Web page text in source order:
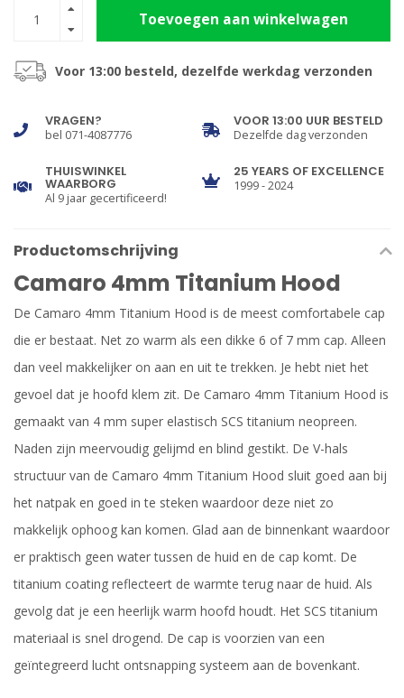
Toevoegen aan winkelwagen
Voor 13:00 besteld, dezelfde werkdag verzonden
VRAGEN?
bel 071-4087776
VOOR 13:00 UUR BESTELD
Dezelfde dag verzonden
THUISWINKEL
WAARBORG
Al 9 jaar gecertificeerd!
25 YEARS OF EXCELLENCE
1999 - 2024
Productomschrijving
Camaro 4mm Titanium Hood
De Camaro 4mm Titanium Hood is de meest comfortabele cap
die er bestaat. Net zo warm als een dikke 6 of 7 mm cap. Alleen
dan veel makkelijker on aan en uit te trekken. Je hebt niet het
gevoel dat je hoofd klem zit. De Camaro 4mm Titanium Hood is
gemaakt van 4 mm super elastisch SCS titanium neopreen.
Naden zijn meervoudig gelijmd en blind gestikt. De V-hals
structuur van de Camaro 4mm Titanium Hood sluit goed aan bij
het natpak en goed in te steken waardoor deze niet zo
makkelijk ophoog kan komen. Glad aan de binnenkant waardoor
er praktisch geen water tussen de huid en de cap komt. De
titanium coating reflecteert de warmte terug naar de huid. Als
gevolg dat je een heerlijk warm hoofd houdt. Het SCS titanium
materiaal is snel drogend. De cap is voorzien van een
geïntegreerd lucht ontsnapping systeem aan de bovenkant.